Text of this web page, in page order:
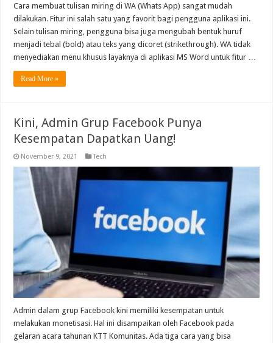
Cara membuat tulisan miring di WA (Whats App) sangat mudah
dilakukan. Fitur ini salah satu yang favorit bagi pengguna aplikasi ini.
Selain tulisan miring, pengguna bisa juga mengubah bentuk huruf
menjadi tebal (bold) atau teks yang dicoret (strikethrough). WA tidak
menyediakan menu khusus layaknya di aplikasi MS Word untuk fitur …
Read More »
Kini, Admin Grup Facebook Punya
Kesempatan Dapatkan Uang!
November 9, 2021 Tech
Admin dalam grup Facebook kini memiliki kesempatan untuk
melakukan monetisasi. Hal ini disampaikan oleh Facebook pada
gelaran acara tahunan KTT Komunitas. Ada tiga cara yang bisa